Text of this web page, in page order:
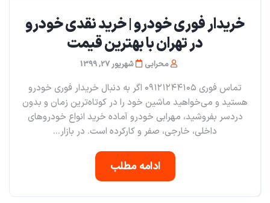
خریدار فوری خودرو | خرید نقدی خودرو
در تهران با بهترین قیمت
محرابی شهریور 27, 1399
تماس فوری ۰۹۱۲۱۲۴۴۱۰۵ اگر به دنبال خریدار فوری خودرو
هستید و می‌خواهید ماشین خود را در کوتاه‌ترین زمان و بدون
دردسر بفروشید، مهرابی خودرو آماده خرید انواع خودروهای
داخلی، خارجی، صفر و کارکرده است. در بازار...
ادامه مطلب